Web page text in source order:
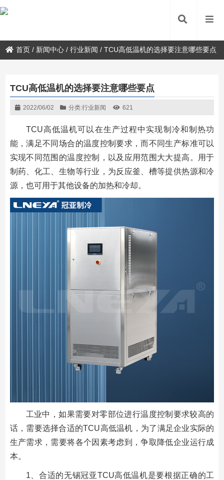
首页 / 新闻中心 /行业新闻 /TCU高低温机的选择要注意哪些要点
TCU高低温机的选择要注意哪些要点
2022/06/02 分类:行业新闻 621
TCU高低温机可以在生产过程中实现制冷和制热功
能，满足不同场合的温度控制要求，而不同生产标准可以
实现不同范围的温度控制，以及应用范围大大提高。用于
制药、化工、生物等行业，为反应釜、槽等提供热源和冷
源，也可用于其他设备的加热和冷却。
工业中，如果需要对零部位进行温度控制要求较高的
话，需要选择合适的TCU高低温机，为了满足企业实际的
生产需求，需要将各个因素考虑到，争取降低企业运行成
本。
1、合适的无锡冠亚TCU高低温机是要根据正确的工